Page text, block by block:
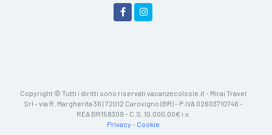
Copyright © Tutti i diritti sono riservati vacanzecolsole.it - Mirai Travel
Srl - via R. Margherita 36 | 72012 Carovigno (BR) - P.IVA 02603710746 -
REA BR158309 - C.S. 10.000,00€ i.v.
Privacy - Cookie